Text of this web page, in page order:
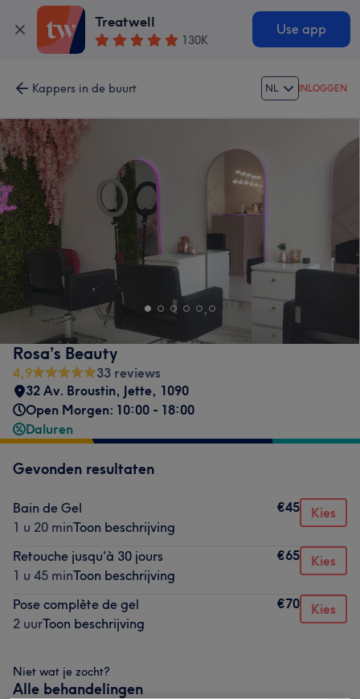
Treatwell
130K
Use app
Kappers in de buurt NL INLOGGEN
Rosa’s Beauty
4,9
33 reviews
32 Av. Broustin, Jette, 1090
Open Morgen: 10:00 - 18:00
Daluren
Gevonden resultaten
Bain de Gel
1 u 20 minToon beschrijving
€45 Kies
Retouche jusqu'à 30 jours
1 u 45 minToon beschrijving
€65 Kies
Pose complète de gel
2 uurToon beschrijving
€70 Kies
Niet wat je zocht?
Alle behandelingen